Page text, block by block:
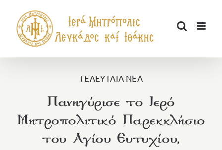
περιεχόμενο
ΤΕΛΕΥΤΑΙΑ ΝΕΑ
Πανηγύρισε το Ιερό
Μητροπολιτικό Παρεκκλήσιο
του Αγίου Ευτυχίου,